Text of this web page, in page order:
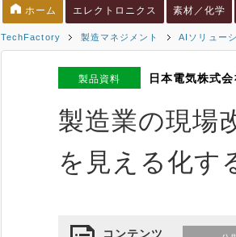
ホーム エレクトロニクス 素材／化学
TechFactory 製造マネジメント AIソリュー
製品資料 日本電気株式会
製造業の現場
を見える化す
コンテンツ